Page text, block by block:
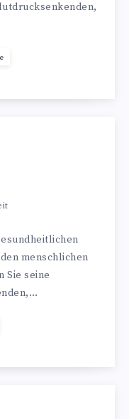
menschlichen
Sie seine